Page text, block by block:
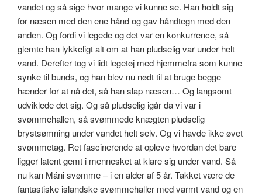
vandet og så sige hvor mange vi kunne se. Han holdt sig
for næsen med den ene hånd og gav håndtegn med den
anden. Og fordi vi legede og det var en konkurrence, så
glemte han lykkeligt alt om at han pludselig var under helt
vand. Derefter tog vi lidt legetøj med hjemmefra som kunne
synke til bunds, og han blev nu nødt til at bruge begge
hænder for at nå det, så han slap næsen… Og langsomt
udviklede det sig. Og så pludselig igår da vi var i
svømmehallen, så svømmede knægten pludselig
brystsømning under vandet helt selv. Og vi havde ikke øvet
svømmetag. Ret fascinerende at opleve hvordan det bare
ligger latent gemt i mennesket at klare sig under vand. Så
nu kan Máni svømme – i en alder af 5 år. Takket være de
fantastiske islandske svømmehaller med varmt vand og en